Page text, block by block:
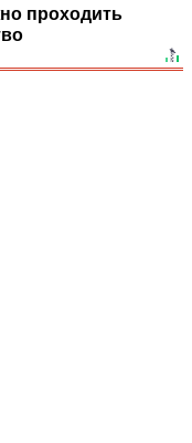
проходить